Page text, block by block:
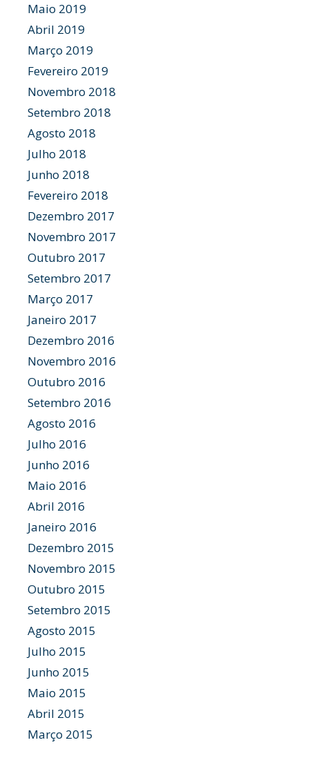
Maio 2019
Abril 2019
Março 2019
Fevereiro 2019
Novembro 2018
Setembro 2018
Agosto 2018
Julho 2018
Junho 2018
Fevereiro 2018
Dezembro 2017
Novembro 2017
Outubro 2017
Setembro 2017
Março 2017
Janeiro 2017
Dezembro 2016
Novembro 2016
Outubro 2016
Setembro 2016
Agosto 2016
Julho 2016
Junho 2016
Maio 2016
Abril 2016
Janeiro 2016
Dezembro 2015
Novembro 2015
Outubro 2015
Setembro 2015
Agosto 2015
Julho 2015
Junho 2015
Maio 2015
Abril 2015
Março 2015